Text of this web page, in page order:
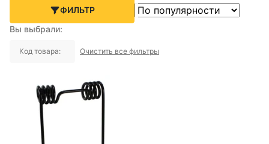
ФИЛЬТР
Вы выбрали:
Код товара: Очистить все фильтры